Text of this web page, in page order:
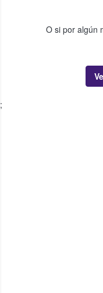
O si por algún
;